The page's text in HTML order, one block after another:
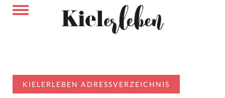
KIELERLEBEN ADRESSVERZEICHNIS